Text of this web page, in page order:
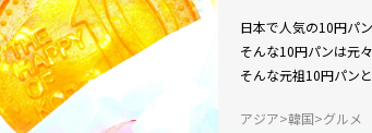
日本で人気の10円パ
そんな10円パンは元
そんな元祖10円パン
アジア 韓国 グルメ